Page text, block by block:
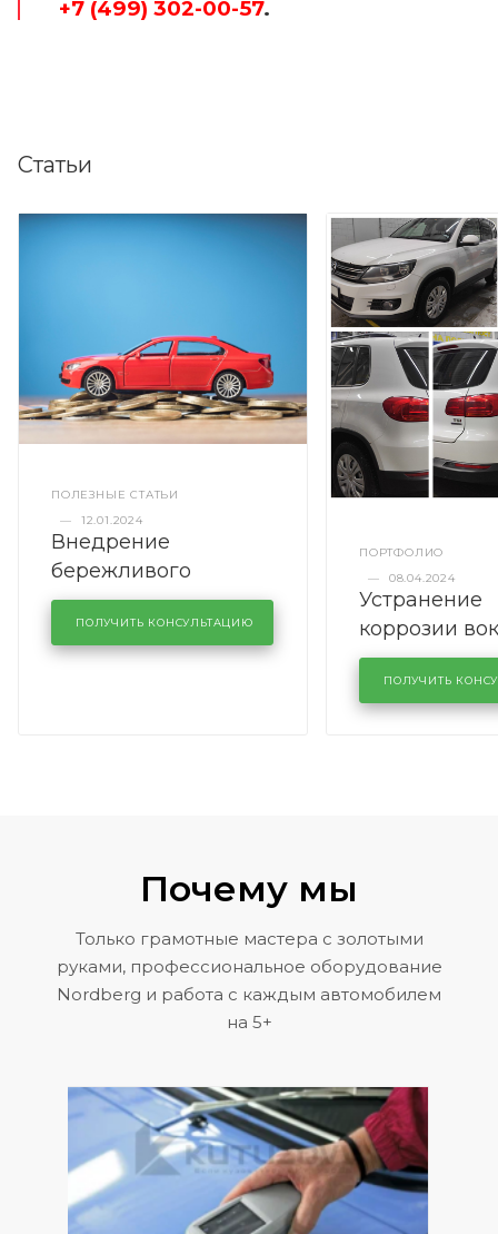
+7 (499) 302-00-57.
Статьи
ПОЛЕЗНЫЕ СТАТЬИ
—
12.01.2024
Внедрение
бережливого
производства в
кузовном сервисе
KUTUZOVV
ПОЛУЧИТЬ КОНСУЛЬТАЦИЮ
ПОРТФОЛИО
—
08.04.2024
Устранение
коррозии
лобового
районе
Volkswagen
ПОЛУЧИТЬ
Почему мы
Только грамотные мастера с золотыми
руками, профессиональное оборудование
Nordberg и работа с каждым автомобилем
на 5+